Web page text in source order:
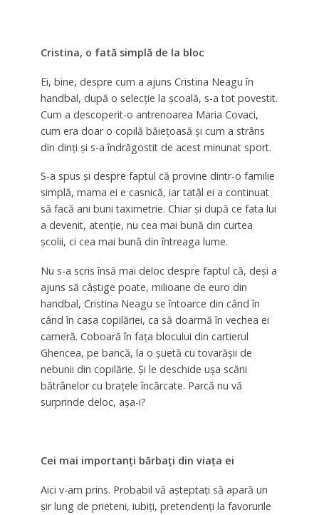
Cristina, o fată simplă de la bloc
Ei, bine, despre cum a ajuns Cristina Neagu în
handbal, după o selecţie la şcoală, s-a tot povestit.
Cum a descoperit-o antrenoarea Maria Covaci,
cum era doar o copilă băieţoasă şi cum a strâns
din dinţi şi s-a îndrăgostit de acest minunat sport.
S-a spus şi despre faptul că provine dintr-o familie
simplă, mama ei e casnică, iar tatăl ei a continuat
să facă ani buni taximetrie. Chiar şi după ce fata lui
a devenit, atenţie, nu cea mai bună din curtea
şcolii, ci cea mai bună din întreaga lume.
Nu s-a scris însă mai deloc despre faptul că, deşi a
ajuns să câştige poate, milioane de euro din
handbal, Cristina Neagu se întoarce din când în
când în casa copilăriei, ca să doarmă în vechea ei
cameră. Coboară în faţa blocului din cartierul
Ghencea, pe bancă, la o şuetă cu tovarăşii de
nebunii din copilărie. Şi le deschide uşa scării
bătrânelor cu braţele încărcate. Parcă nu vă
surprinde deloc, aşa-i?
Cei mai importanţi bărbaţi din viaţa ei
Aici v-am prins. Probabil vă aşteptaţi să apară un
şir lung de prieteni, iubiţi, pretendenţi la favorurile